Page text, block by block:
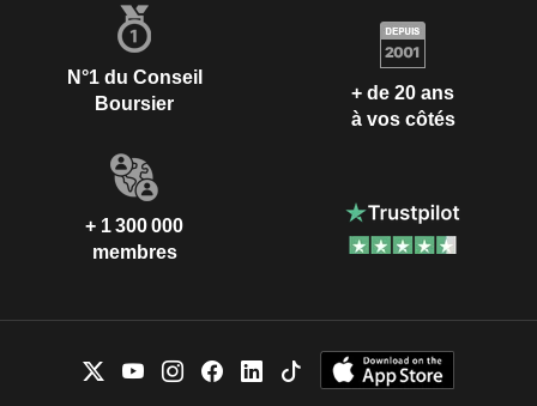
N°1 du Conseil
Boursier
+ de 20 ans
à vos côtés
+ 1 300 000
membres